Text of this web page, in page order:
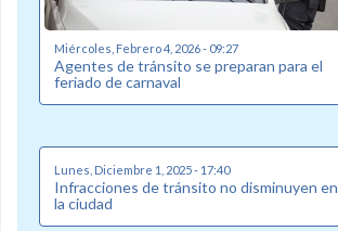
Miércoles, Febrero 4, 2026 - 09:27
Agentes de tránsito se preparan para el
feriado de carnaval
Lunes, Diciembre 1, 2025 - 17:40
Infracciones de tránsito no disminuyen en
la ciudad